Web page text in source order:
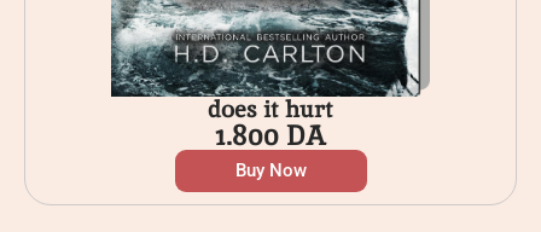
does it hurt
1.800DA
Buy Now